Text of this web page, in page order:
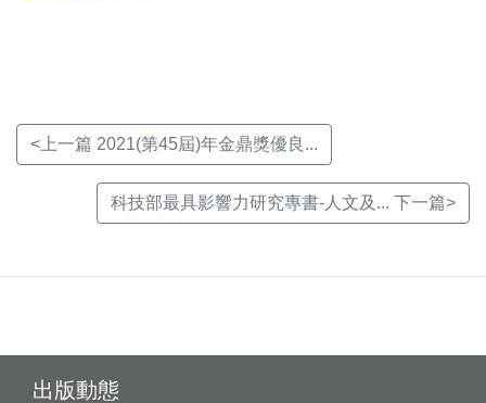
<上一篇 2021(第45屆)年金鼎獎優良...
科技部最具影響力研究專書-人文及... 下一篇>
出版動態